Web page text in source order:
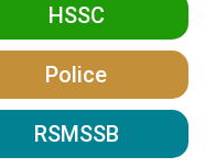
HSSC
Police
RSMSSB